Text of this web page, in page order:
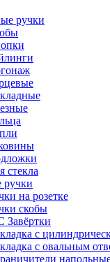
ручки
стекла
ручки
на розетке
скобы
Завёртки
с
с овальным